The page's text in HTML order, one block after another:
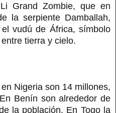
Grand Zombie, que en
la serpiente Damballah,
vudú de África, símbolo
tierra y cielo.
Nigeria son 14 millones,
Benín son alrededor de
la población. En Togo la